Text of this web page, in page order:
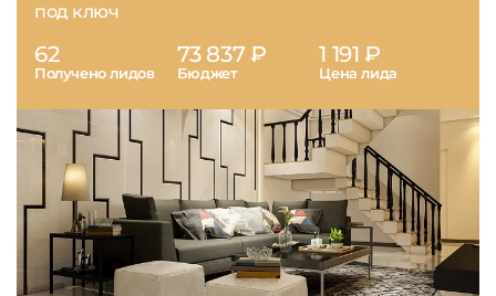
под ключ
62
Получено лидов
73 837 ₽
Бюджет
1 191 ₽
Цена лида